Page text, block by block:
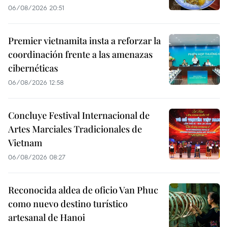
06/08/2026 20:51
Premier vietnamita insta a reforzar la
coordinación frente a las amenazas
cibernéticas
06/08/2026 12:58
Concluye Festival Internacional de
Artes Marciales Tradicionales de
Vietnam
06/08/2026 08:27
Reconocida aldea de oficio Van Phuc
como nuevo destino turístico
artesanal de Hanoi